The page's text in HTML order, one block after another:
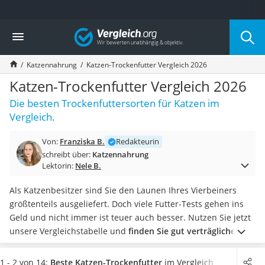
Die beliebtesten Vergleiche nach Kategorie
Drogerie
Inhalator
Haarschneider
Rollator
Braun Rasierer
Katzenklappe (Chip)
Rasierer
Massagepistole
Epilierer
Eiweißpulver
Magnesiumpräparat
Katzenklappe
Nackenmassagegerät
Zeckenschutz Katze
leichter Haartrockner
Vergleich
Katzennahrung Katzen-Trockenfutter Vergleich 2026
Katzen-Trockenfutter Vergleich 2026
Die besten Trockenfuttersorten für Katzen im
Vergleich.
Von: Franziska B.
Redakteurin
schreibt über: Katzennahrung
Lektorin: Nele B.
Als Katzenbesitzer sind Sie den Launen Ihres Vierbeiners
größtenteils ausgeliefert. Doch viele Futter-Tests gehen ins
Geld und nicht immer ist teuer auch besser. Nutzen Sie jetzt
unsere Vergleichstabelle und finden Sie gut verträgliches
Katzenfutter für Ihr Tier. Je höher der Fleischanteil im Futter,
desto besser. Achten Sie auf eine möglichst genaue
1 - 2 von 14: Beste Katzen-Trockenfutter im Vergleich